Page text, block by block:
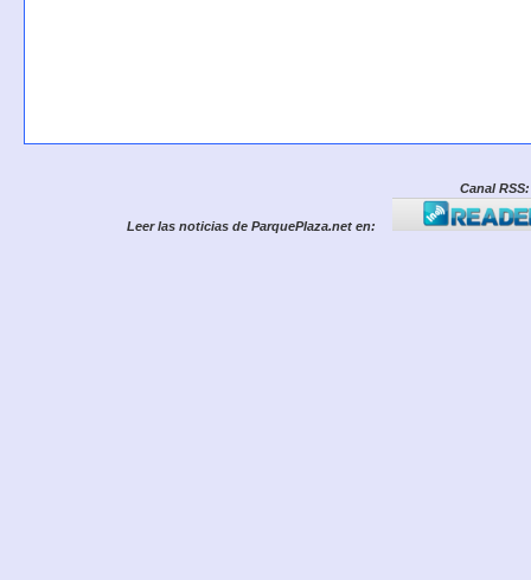
Canal RSS:
Leer las noticias de ParquePlaza.net en: